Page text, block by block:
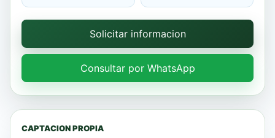
Solicitar informacion
Consultar por WhatsApp
CAPTACION PROPIA